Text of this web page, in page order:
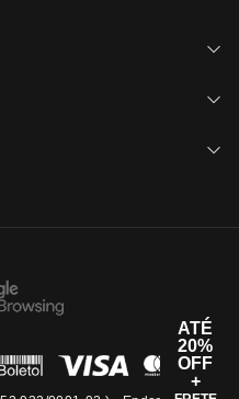
ATÉ
20%
OFF
+